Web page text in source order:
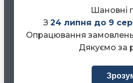
Шановні
З24 липня до 9
Опрацювання
Дякуємо за